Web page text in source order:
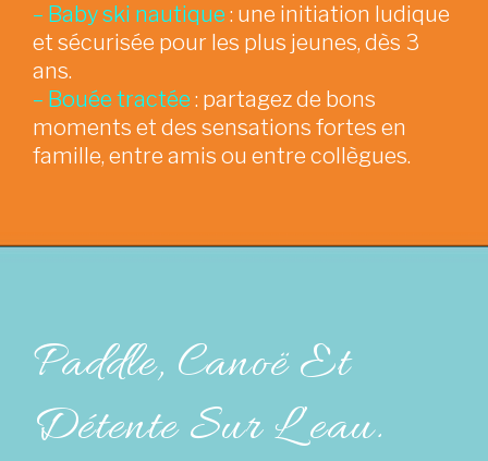
– Baby ski nautique : une initiation ludique
et sécurisée pour les plus jeunes, dès 3
ans.
– Bouée tractée : partagez de bons
moments et des sensations fortes en
famille, entre amis ou entre collègues.
Paddle, Canoë Et
Détente Sur L’eau.